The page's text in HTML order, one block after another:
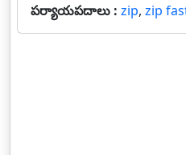
పర్యాయపదాలు : zip, zip